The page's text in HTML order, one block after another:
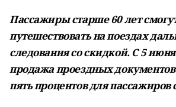
Пассажиры старше 60 лет
путешествовать на поездах
следования со скидкой. С 5
продажа проездных
пять процентов для пассажиров